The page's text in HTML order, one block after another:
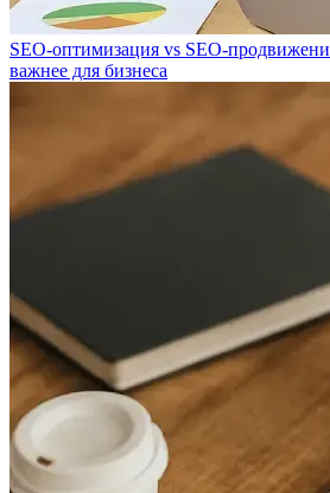
SEO-оптимизация vs SEO-
важнее для бизнеса